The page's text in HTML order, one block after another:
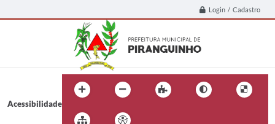
Login / Cadastro
Acessibilidade